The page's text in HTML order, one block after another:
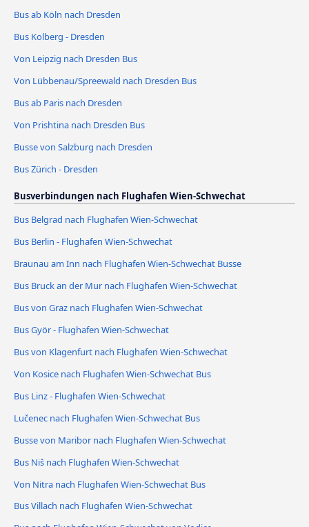
Bus ab Köln nach Dresden
Bus Kolberg - Dresden
Von Leipzig nach Dresden Bus
Von Lübbenau/Spreewald nach Dresden Bus
Bus ab Paris nach Dresden
Von Prishtina nach Dresden Bus
Busse von Salzburg nach Dresden
Bus Zürich - Dresden
Busverbindungen nach Flughafen Wien-Schwechat
Bus Belgrad nach Flughafen Wien-Schwechat
Bus Berlin - Flughafen Wien-Schwechat
Braunau am Inn nach Flughafen Wien-Schwechat Busse
Bus Bruck an der Mur nach Flughafen Wien-Schwechat
Bus von Graz nach Flughafen Wien-Schwechat
Bus Györ - Flughafen Wien-Schwechat
Bus von Klagenfurt nach Flughafen Wien-Schwechat
Von Kosice nach Flughafen Wien-Schwechat Bus
Bus Linz - Flughafen Wien-Schwechat
Lučenec nach Flughafen Wien-Schwechat Bus
Busse von Maribor nach Flughafen Wien-Schwechat
Bus Niš nach Flughafen Wien-Schwechat
Von Nitra nach Flughafen Wien-Schwechat Bus
Bus Villach nach Flughafen Wien-Schwechat